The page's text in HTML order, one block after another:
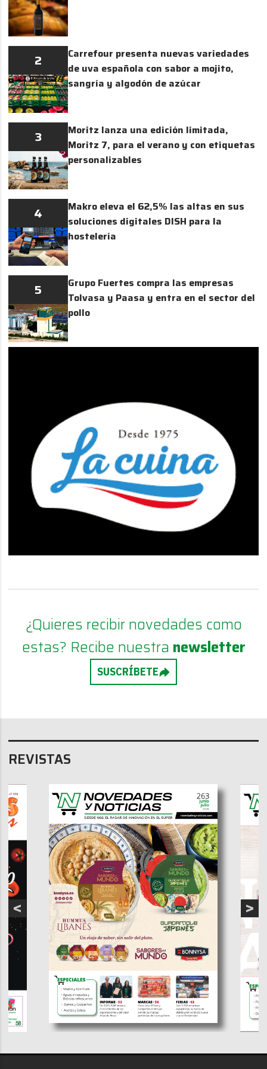
2
Carrefour presenta nuevas variedades
de uva española con sabor a mojito,
sangría y algodón de azúcar
3
Moritz lanza una edición limitada,
Moritz 7, para el verano y con etiquetas
personalizables
4
Makro eleva el 62,5% las altas en sus
soluciones digitales DISH para la
hostelería
5
Grupo Fuertes compra las empresas
Tolvasa y Paasa y entra en el sector del
pollo
¿Quieres recibir novedades como
estas? Recibe nuestra newsletter
SUSCRÍBETE
REVISTAS